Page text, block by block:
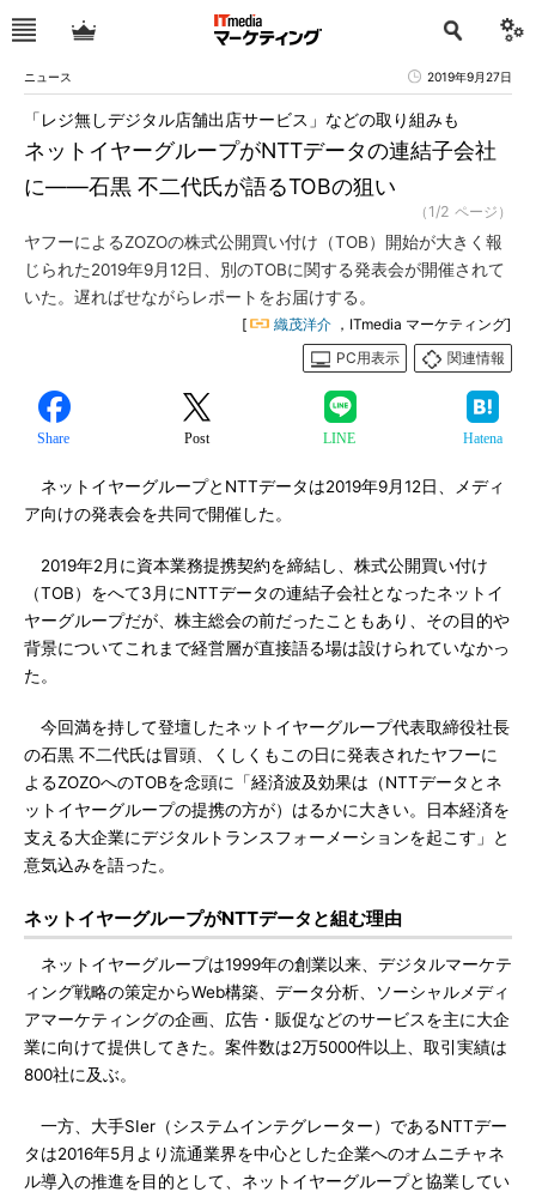
ニュース 2019年9月27日
ネットイヤーグループがNTTデータの連結子会社
に――石黒 不二代氏が語るTOBの狙い
「レジ無しデジタル店舗出店サービス」などの取り組みも
（1/2 ページ）
ヤフーによるZOZOの株式公開買い付け（TOB）開始が大きく報
じられた2019年9月12日、別のTOBに関する発表会が開催されて
いた。遅ればせながらレポートをお届けする。
[ 織茂洋介 ，ITmedia マーケティング]
PC用表示
関連情報
Share Post LINE Hatena
ネットイヤーグループとNTTデータは2019年9月12日、メディ
ア向けの発表会を共同で開催した。
2019年2月に資本業務提携契約を締結し、株式公開買い付け
（TOB）をへて3月にNTTデータの連結子会社となったネットイ
ヤーグループだが、株主総会の前だったこともあり、その目的や
背景についてこれまで経営層が直接語る場は設けられていなかっ
た。
今回満を持して登壇したネットイヤーグループ代表取締役社長
の石黒 不二代氏は冒頭、くしくもこの日に発表されたヤフーに
よるZOZOへのTOBを念頭に「経済波及効果は（NTTデータとネ
ットイヤーグループの提携の方が）はるかに大きい。日本経済を
支える大企業にデジタルトランスフォーメーションを起こす」と
意気込みを語った。
ネットイヤーグループがNTTデータと組む理由
ネットイヤーグループは1999年の創業以来、デジタルマーケテ
ィング戦略の策定からWeb構築、データ分析、ソーシャルメディ
アマーケティングの企画、広告・販促などのサービスを主に大企
業に向けて提供してきた。案件数は2万5000件以上、取引実績は
800社に及ぶ。
一方、大手SIer（システムインテグレーター）であるNTTデー
タは2016年5月より流通業界を中心とした企業へのオムニチャネ
ル導入の推進を目的として、ネットイヤーグループと協業してい